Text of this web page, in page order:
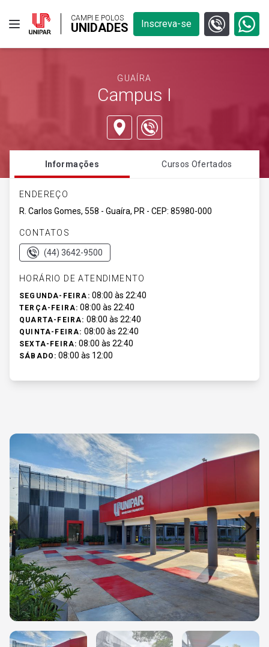
CAMPI E POLOS
UNIDADES Inscreva-se
GUAÍRA
Campus I
Informações Cursos Ofertados
ENDEREÇO
R. Carlos Gomes, 558 - Guaíra, PR - CEP: 85980-000
CONTATOS
(44) 3642-9500
HORÁRIO DE ATENDIMENTO
SEGUNDA-FEIRA: 08:00 às 22:40
TERÇA-FEIRA: 08:00 às 22:40
QUARTA-FEIRA: 08:00 às 22:40
QUINTA-FEIRA: 08:00 às 22:40
SEXTA-FEIRA: 08:00 às 22:40
SÁBADO: 08:00 às 12:00